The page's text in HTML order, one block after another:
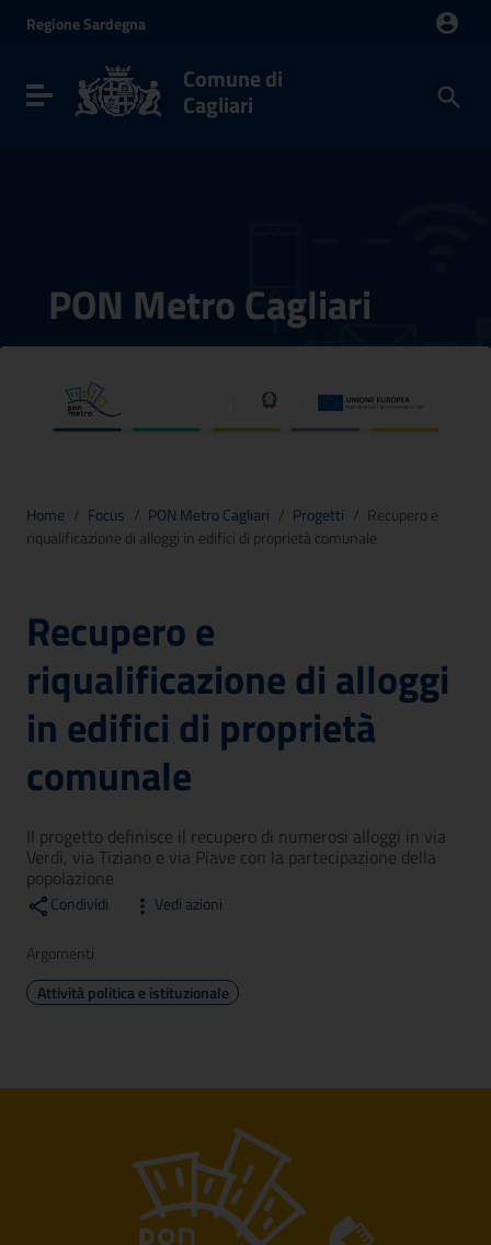
Vai al menu di navigazione
RegioneSardegna
Toggle navigation Comune di
Cagliari
PON Metro Cagliari
Home / Focus / PON Metro Cagliari / Progetti / Recupero e
riqualificazione di alloggi in edifici di proprietà comunale
Recupero e
riqualificazione di alloggi
in edifici di proprietà
comunale
Il progetto definisce il recupero di numerosi alloggi in via
Verdi, via Tiziano e via Piave con la partecipazione della
popolazione
Condividi Vedi azioni
Argomenti
Attività politica e istituzionale